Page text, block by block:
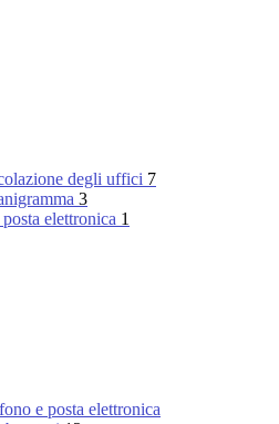
degli uffici 7
3
elettronica 1
e posta elettronica